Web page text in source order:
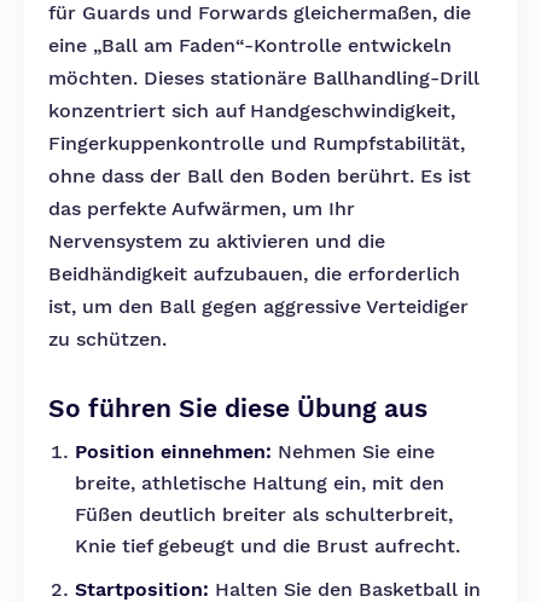
für Guards und Forwards gleichermaßen, die
eine „Ball am Faden“-Kontrolle entwickeln
möchten. Dieses stationäre Ballhandling-Drill
konzentriert sich auf Handgeschwindigkeit,
Fingerkuppenkontrolle und Rumpfstabilität,
ohne dass der Ball den Boden berührt. Es ist
das perfekte Aufwärmen, um Ihr
Nervensystem zu aktivieren und die
Beidhändigkeit aufzubauen, die erforderlich
ist, um den Ball gegen aggressive Verteidiger
zu schützen.
So führen Sie diese Übung aus
Position einnehmen: Nehmen Sie eine
breite, athletische Haltung ein, mit den
Füßen deutlich breiter als schulterbreit,
Knie tief gebeugt und die Brust aufrecht.
Startposition: Halten Sie den Basketball in